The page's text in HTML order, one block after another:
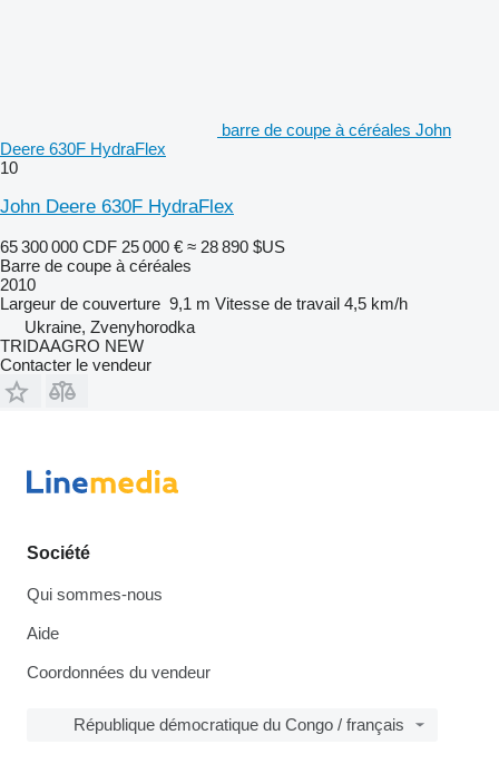
barre de coupe à céréales John
Deere 630F HydraFlex
10
John Deere 630F HydraFlex
65 300 000 CDF 25 000 € ≈ 28 890 $US
Barre de coupe à céréales
2010
Largeur de couverture 9,1 m Vitesse de travail 4,5 km/h
Ukraine, Zvenyhorodka
TRIDAAGRO NEW
Contacter le vendeur
Société
Qui sommes-nous
Aide
Coordonnées du vendeur
République démocratique du Congo / français